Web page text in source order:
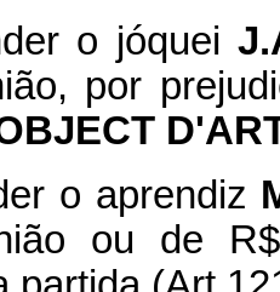
o jóquei
por
o aprendiz
ou de